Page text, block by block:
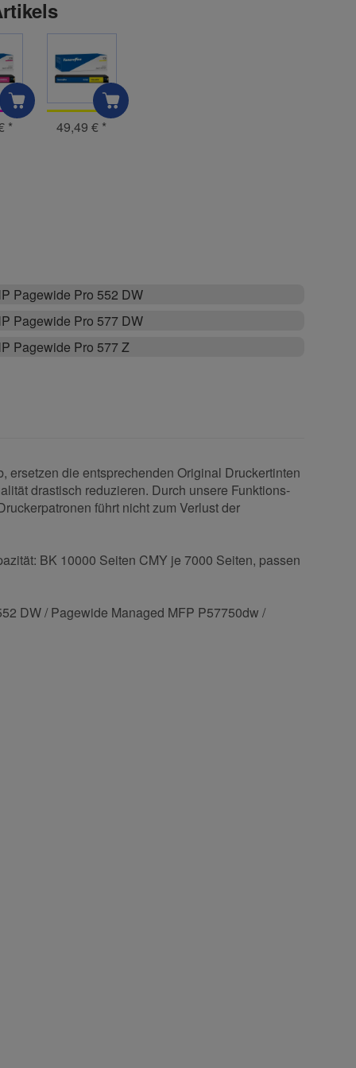
* 49,49 € *
Pagewide Pro 552 DW
Pagewide Pro 577 DW
Pagewide Pro 577 Z
ersetzen die entsprechenden Original Druckertinten
drastisch reduzieren. Durch unsere Funktions-
führt nicht zum Verlust der
BK 10000 Seiten CMY je 7000 Seiten, passen
DW / Pagewide Managed MFP P57750dw /